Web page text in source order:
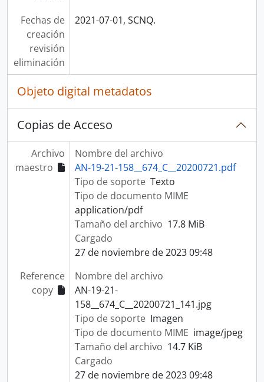
Fechas de
creación
revisión
eliminación
2021-07-01, SCNQ.
Objeto digital metadatos
Copias de Acceso
Archivo
maestro
Nombre del archivo
AN-19-21-158__674_C__20200721.pdf
Tipo de soporte Texto
Tipo de documento MIME
application/pdf
Tamaño del archivo 17.8 MiB
Cargado
27 de noviembre de 2023 09:48
Reference
copy
Nombre del archivo
AN-19-21-
158__674_C__20200721_141.jpg
Tipo de soporte Imagen
Tipo de documento MIME image/jpeg
Tamaño del archivo 14.7 KiB
Cargado
27 de noviembre de 2023 09:48